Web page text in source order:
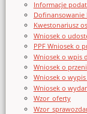
Informacje
Dofinansowanie
Kwestonariusz
Wniosek o
PPF Wniosek o
Wniosek o wpis
Wniosek o
Wniosek o
Wniosek o
Wzor_oferty